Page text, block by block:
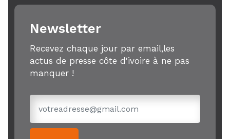
Newsletter
Recevez chaque jour par email,les
actus de presse côte d'ivoire à ne pas
manquer !